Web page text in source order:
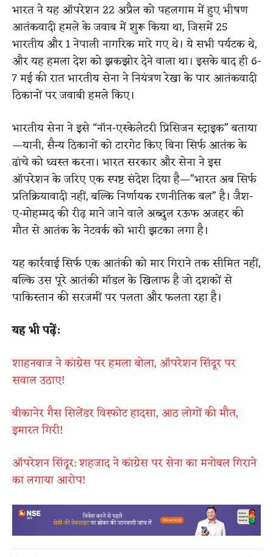
भारत ने यह ऑपरेशन 22 अप्रैल को पहलगाम में हुए भीषण
आतंकवादी हमले के जवाब में शुरू किया था, जिसमें 25
भारतीय और 1 नेपाली नागरिक मारे गए थे। ये सभी पर्यटक थे,
और यह हमला देश को झकझोर देने वाला था। इसके बाद ही 6-
7 मई की रात भारतीय सेना ने नियंत्रण रेखा के पार आतंकवादी
ठिकानों पर जवाबी हमले किए।
भारतीय सेना ने इसे “नॉन-एस्केलेटरी प्रिसिजन स्ट्राइक” बताया
—यानी, सैन्य ठिकानों को टारगेट किए बिना सिर्फ आतंक के
ढांचे को ध्वस्त करना। भारत सरकार और सेना ने इस
ऑपरेशन के जरिए एक स्पष्ट संदेश दिया है—”भारत अब सिर्फ
प्रतिक्रियावादी नहीं, बल्कि निर्णायक रणनीतिक बल” है। जैश-
ए-मोहम्मद की रीढ़ माने जाने वाले अब्दुल रऊफ अजहर की
मौत से आतंक के नेटवर्क को भारी झटका लगा है।
यह कार्रवाई सिर्फ एक आतंकी को मार गिराने तक सीमित नहीं,
बल्कि उस पूरे आतंकी मॉडल के खिलाफ है जो दशकों से
पाकिस्तान की सरजमीं पर पलता और फलता रहा है।
यह भी पढ़ें:
शाहनवाज ने कांग्रेस पर हमला बोला, ऑपरेशन सिंदूर पर
सवाल उठाए!
बीकानेर गैस सिलेंडर विस्फोट हादसा, आठ लोगों की मौत,
इमारत गिरी!
ऑपरेशन सिंदूर: शहजाद ने कांग्रेस पर सेना का मनोबल गिराने
का लगाया आरोप!